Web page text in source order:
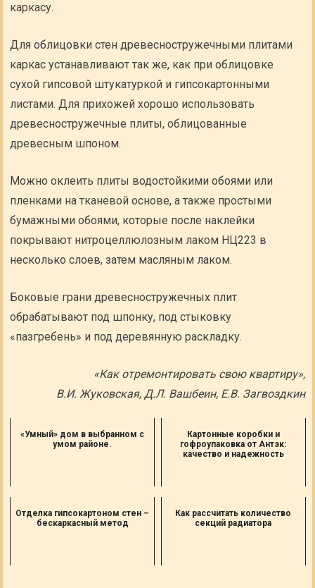
каркасу.
Для облицовки стен древесностружечными плитами
каркас устанавливают так же, как при облицовке
сухой гипсовой штукатуркой и гипсокартонными
листами. Для прихожей хорошо использовать
древесностружечные плиты, облицованные
древесным шпоном.
Можно оклеить плиты водостойкими обоями или
пленками на тканевой основе, а также простыми
бумажными обоями, которые после наклейки
покрывают нитроцеллюлозным лаком НЦ223 в
несколько слоев, затем масляным лаком.
Боковые грани древесностружечных плит
обрабатывают под шпонку, под стыковку
«пазгребень» и под деревянную раскладку.
«Как отремонтировать свою квартиру»,
В.И. Жуковская, Д.Л. Вашбеин, Е.В. Загвоздкин
«Умный» дом в выбранном с
умом районе.
Картонные коробки и
гофроупаковка от Антэк:
качество и надежность
Отделка гипсокартоном стен –
бескаркасный метод
Как рассчитать количество
секций радиатора